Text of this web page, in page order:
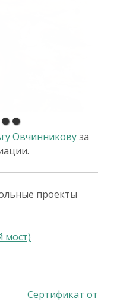
Овчинниковуза
проекты
мост)
Сертификат от